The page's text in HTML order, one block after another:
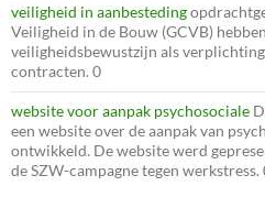
veiligheid in aanbesteding
Veiligheid in de Bouw (GCVB)
veiligheidsbewustzijn als
contracten. 0
website voor aanpak psychosociale
een website over de aanpak van
ontwikkeld. De website werd
de SZW-campagne tegen werkstress.